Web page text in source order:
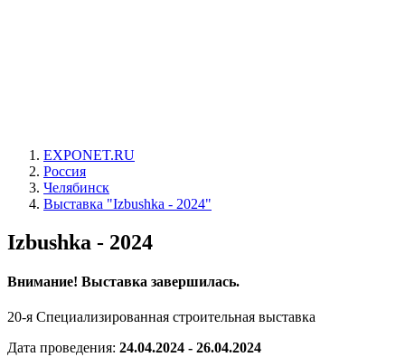
EXPONET.RU
Россия
Челябинск
Выставка "Izbushka - 2024"
Izbushka - 2024
Внимание! Выставка завершилась.
20-я Специализированная строительная выставка
Дата проведения: 24.04.2024 - 26.04.2024